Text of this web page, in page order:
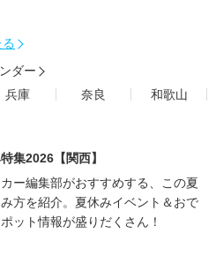
ダー
兵庫 奈良
和歌山
集2026【関西】
ー編集部がおすすめする、この夏
方を紹介。夏休みイベント＆おで
ット情報が盛りだくさん！